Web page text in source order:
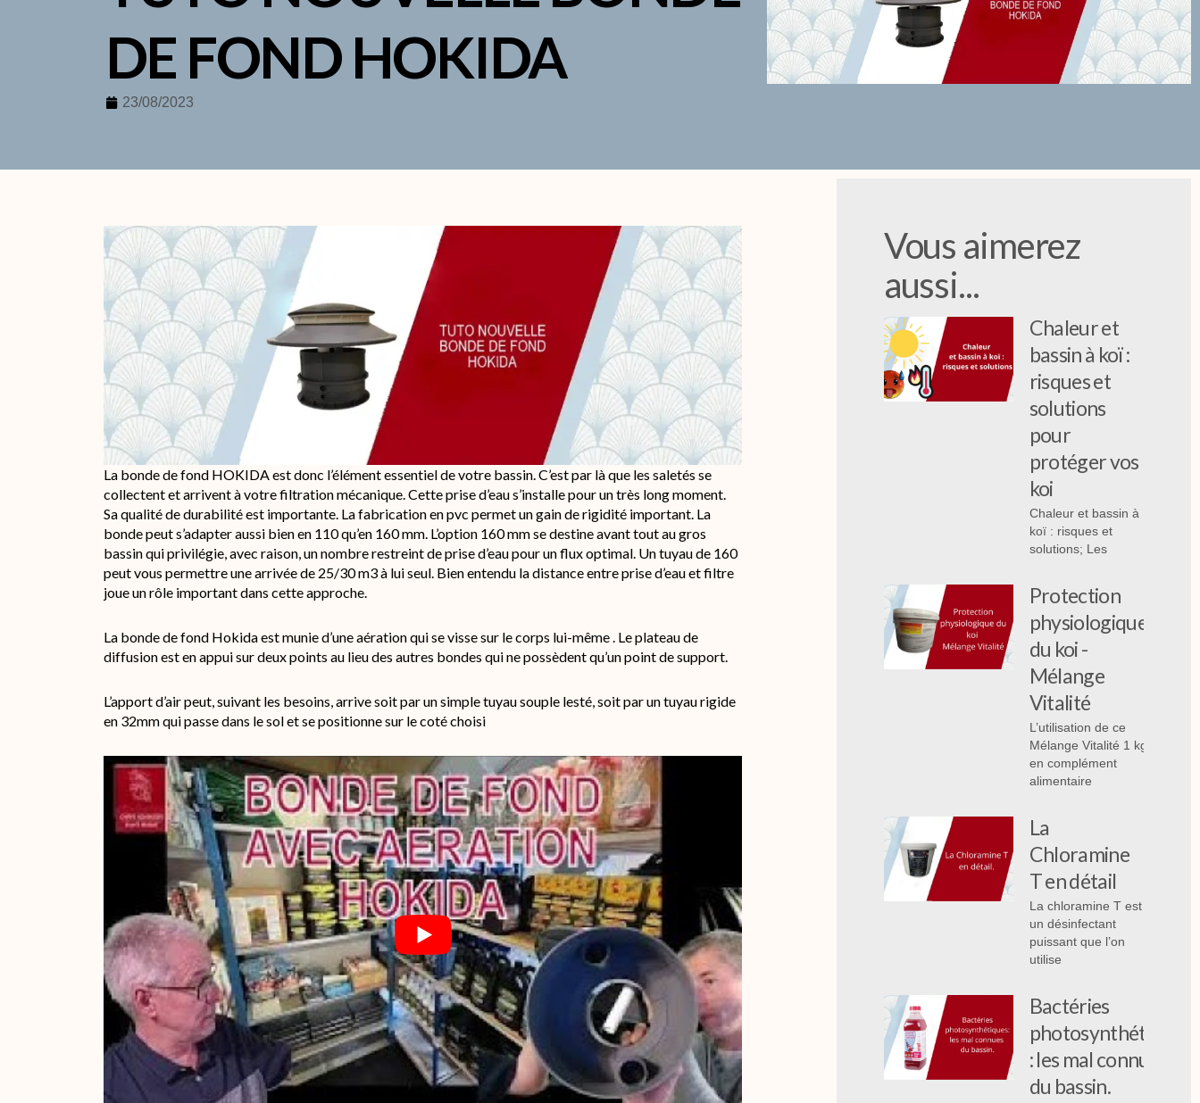
DE FOND HOKIDA
23/08/2023
La bonde de fond HOKIDA est donc l’élément essentiel de votre bassin. C’est par là que les saletés se
collectent et arrivent à votre filtration mécanique. Cette prise d’eau s’installe pour un très long moment.
Sa qualité de durabilité est importante. La fabrication en pvc permet un gain de rigidité important. La
bonde peut s’adapter aussi bien en 110 qu’en 160 mm. L’option 160 mm se destine avant tout au gros
bassin qui privilégie, avec raison, un nombre restreint de prise d’eau pour un flux optimal. Un tuyau de 160
peut vous permettre une arrivée de 25/30 m3 à lui seul. Bien entendu la distance entre prise d’eau et filtre
joue un rôle important dans cette approche.
La bonde de fond Hokida est munie d’une aération qui se visse sur le corps lui-même . Le plateau de
diffusion est en appui sur deux points au lieu des autres bondes qui ne possèdent qu’un point de support.
L’apport d’air peut, suivant les besoins, arrive soit par un simple tuyau souple lesté, soit par un tuyau rigide
en 32mm qui passe dans le sol et se positionne sur le coté choisi
Vous aimerez
aussi...
Chaleur et
bassin à koï :
risques et
solutions
pour
protéger vos
koi
Chaleur et bassin à
koï : risques et
solutions; Les
Protection
physiologique
du koi -
Mélange
Vitalité
L’utilisation de ce
Mélange Vitalité 1 kg
en complément
alimentaire
La
Chloramine
T en détail
La chloramine T est
un désinfectant
puissant que l’on
utilise
Bactéries
photosynthétiques
: les mal connues
du bassin.